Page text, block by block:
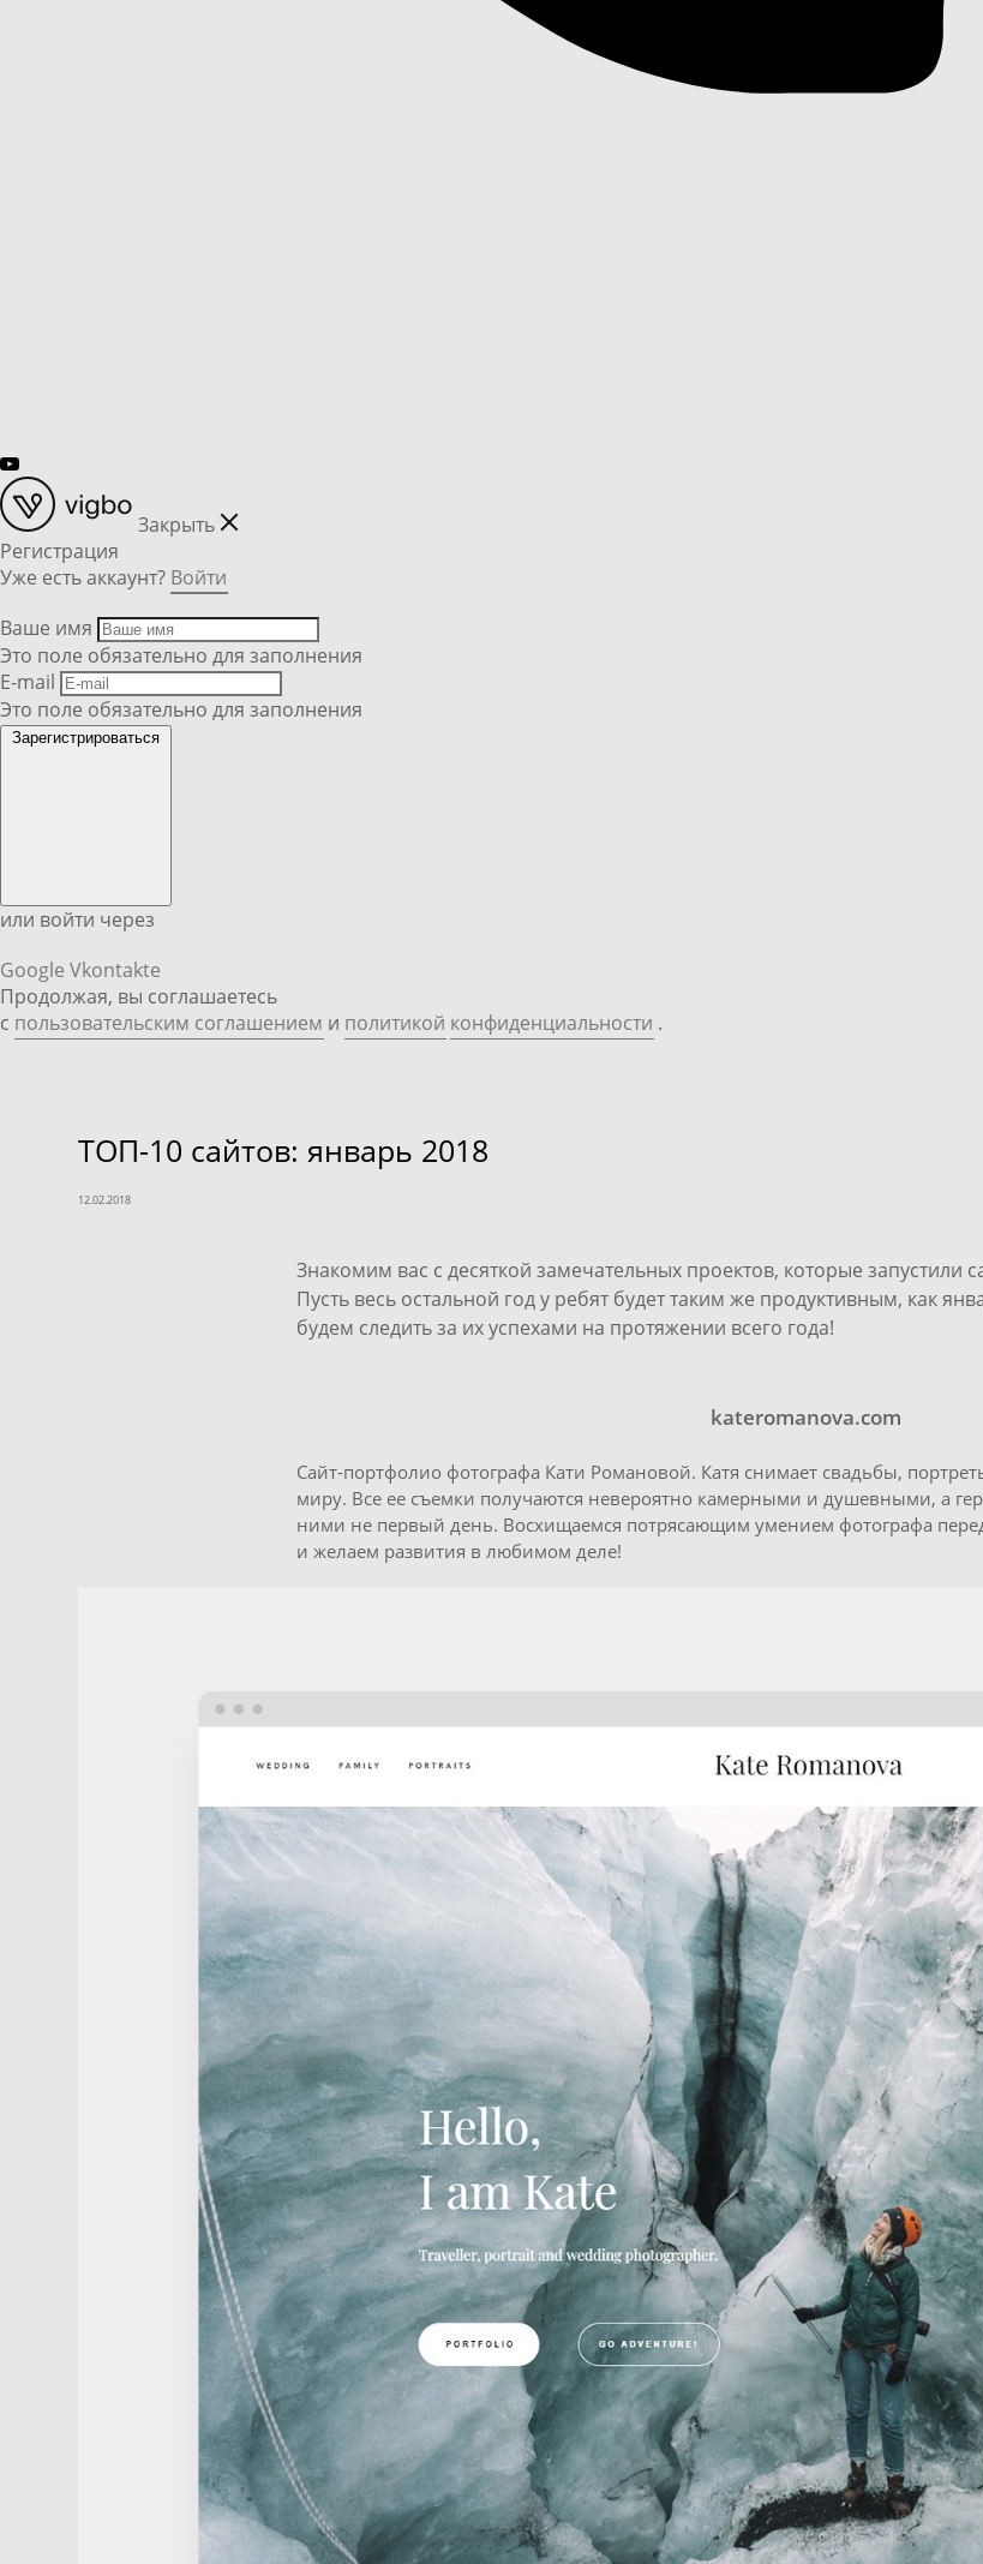
Закрыть
Регистрация
Уже есть аккаунт? Войти
Ваше имя
Это поле обязательно для заполнения
E-mail
Это поле обязательно для заполнения
Зарегистрироваться
или войти через
Google Vkontakte
Продолжая, вы соглашаетесь
с пользовательским соглашением и политикой конфиденциальности .
ТОП-10 сайтов: январь 2018
12.02.2018
Знакомим вас с десяткой замечательных проектов, которые запустили
Пусть весь остальной год у ребят будет таким же продуктивным, как
будем следить за их успехами на протяжении всего года!
kateromanova.com
Сайт-портфолио фотографа Кати Романовой. Катя снимает свадьбы,
миру. Все ее съемки получаются невероятно камерными и душевными, а
ними не первый день. Восхищаемся потрясающим умением фотографа
и желаем развития в любимом деле!